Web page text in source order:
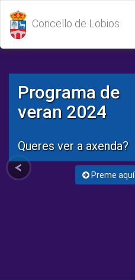
Concello de Lobios
Programa de
veran 2024
Queres ver a axenda?
Preme aquí